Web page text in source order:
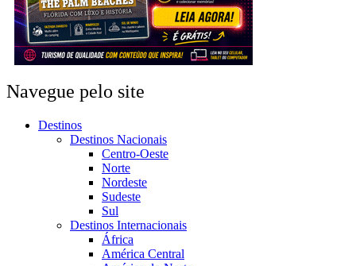
Navegue pelo site
Destinos
Destinos Nacionais
Centro-Oeste
Norte
Nordeste
Sudeste
Sul
Destinos Internacionais
África
América Central